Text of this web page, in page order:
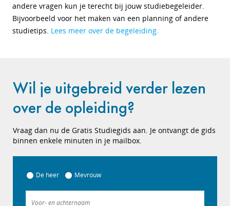
andere vragen kun je terecht bij jouw studiebegeleider.
Bijvoorbeeld voor het maken van een planning of andere
studietips. Lees meer over de begeleiding.
Wil je uitgebreid verder lezen
over de opleiding?
Vraag dan nu de Gratis Studiegids aan. Je ontvangt de gids
binnen enkele minuten in je mailbox.
De heer Mevrouw